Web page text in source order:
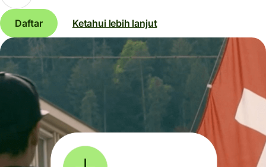
Daftar Ketahui lebih lanjut